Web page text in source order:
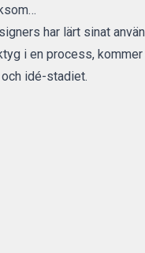
har lärt sinat
i en process, kommer
idé-stadiet.